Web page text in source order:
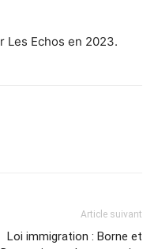
Les Echos en 2023.
Article suivant
Loi immigration : Borne et